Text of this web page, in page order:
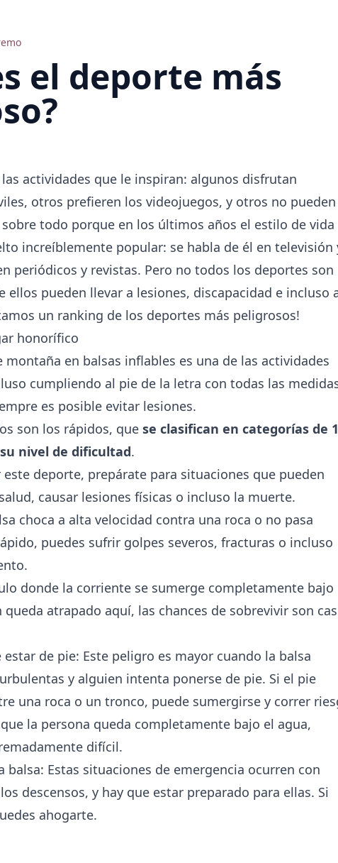
el deporte más
actividades que le inspiran: algunos disfrutan
otros prefieren los videojuegos, y otros no pueden
todo porque en los últimos años el estilo de vida
increíblemente popular: se habla de él en televisión
periódicos y revistas. Pero no todos los deportes son
ellos pueden llevar a lesiones, discapacidad e incluso
un ranking de los deportes más peligrosos!
honorífico
montaña en balsas inflables es una de las actividades
cumpliendo al pie de la letra con todas las
es posible evitar lesiones.
son los rápidos, que se clasifican en categorías de
nivel de dificultad.
este deporte, prepárate para situaciones que pueden
causar lesiones físicas o incluso la muerte.
choca a alta velocidad contra una roca o no pasa
puedes sufrir golpes severos, fracturas o incluso
donde la corriente se sumerge completamente bajo
queda atrapado aquí, las chances de sobrevivir son
de pie: Este peligro es mayor cuando la balsa
y alguien intenta ponerse de pie. Si el pie
una roca o un tronco, puede sumergirse y correr
la persona queda completamente bajo el agua,
difícil.
balsa: Estas situaciones de emergencia ocurren con
descensos, y hay que estar preparado para ellas. Si
ahogarte.